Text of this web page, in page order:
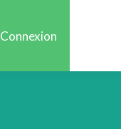
Connexion